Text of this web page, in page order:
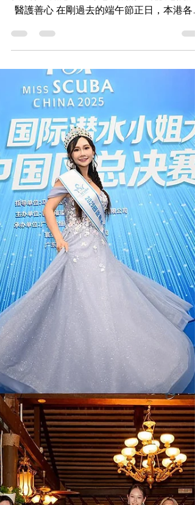
領域
【KS Media HK 娛樂直擊】打破標籤！練
儀率隊吐露港逆風奪冠，黑雨送暖護老院展
醫護善心 在剛過去的端午節正日，本港各
龍舟競渡戰況激烈。藝人練樂儀（Alina）
前現身「大埔龍舟競賽暨嘉年華」，親自率
龍舟隊伍於吐露港一展身手。在密集的鼓點
全場吶喊聲中，Alina 與隊員展現驚人默契
在激戰中脫穎而出率先衝線，成功將冠軍獎
收入囊中！當日大埔海濱公園人潮擠爆，場
極其熱鬧。🏆 🌧️ 「風雨擋唔到我心意」 黑
下堅持到護老院送暖 除了在賽場上拼盡全
力，Alina 私底下的善心同樣不落人後。在
午節前夕，香港天文台一度發出黑色暴雨警
告，全城交通與市民出行大受影響。 不過
這場暴雨並未阻礙 Alina 的送暖計劃。擁有
士專業背景的她，堅持風雨不改前往護老院
親自為長者送上 200 隻節日糭。Alina 感性
示，長者在節日期間最需要的就是陪伴，她
坦言希望未來能繼續善用自己的醫護與社福
業，為弱勢社群帶來更多關懷與重視。這份
發的善心，彷彿也為她隨後的龍舟賽事帶來
幸運加持。👵❤️ 🚀 從美人魚冠軍到挑戰電
主持：緊跟時代步伐拒